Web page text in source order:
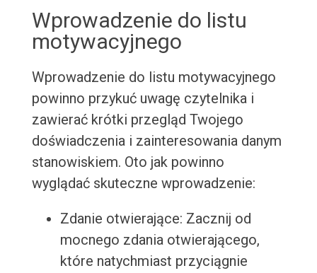
Wprowadzenie do listu
motywacyjnego
Wprowadzenie do listu motywacyjnego
powinno przykuć uwagę czytelnika i
zawierać krótki przegląd Twojego
doświadczenia i zainteresowania danym
stanowiskiem. Oto jak powinno
wyglądać skuteczne wprowadzenie:
Zdanie otwierające: Zacznij od
mocnego zdania otwierającego,
które natychmiast przyciągnie